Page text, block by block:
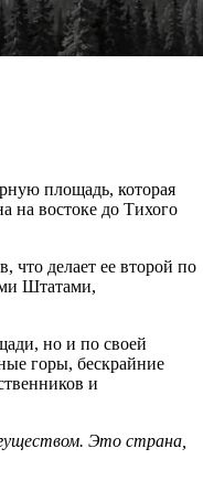
площадь, которая
на востоке до Тихого
что делает ее второй по
Штатами,
но и по своей
горы, бескрайние
и
Это страна,